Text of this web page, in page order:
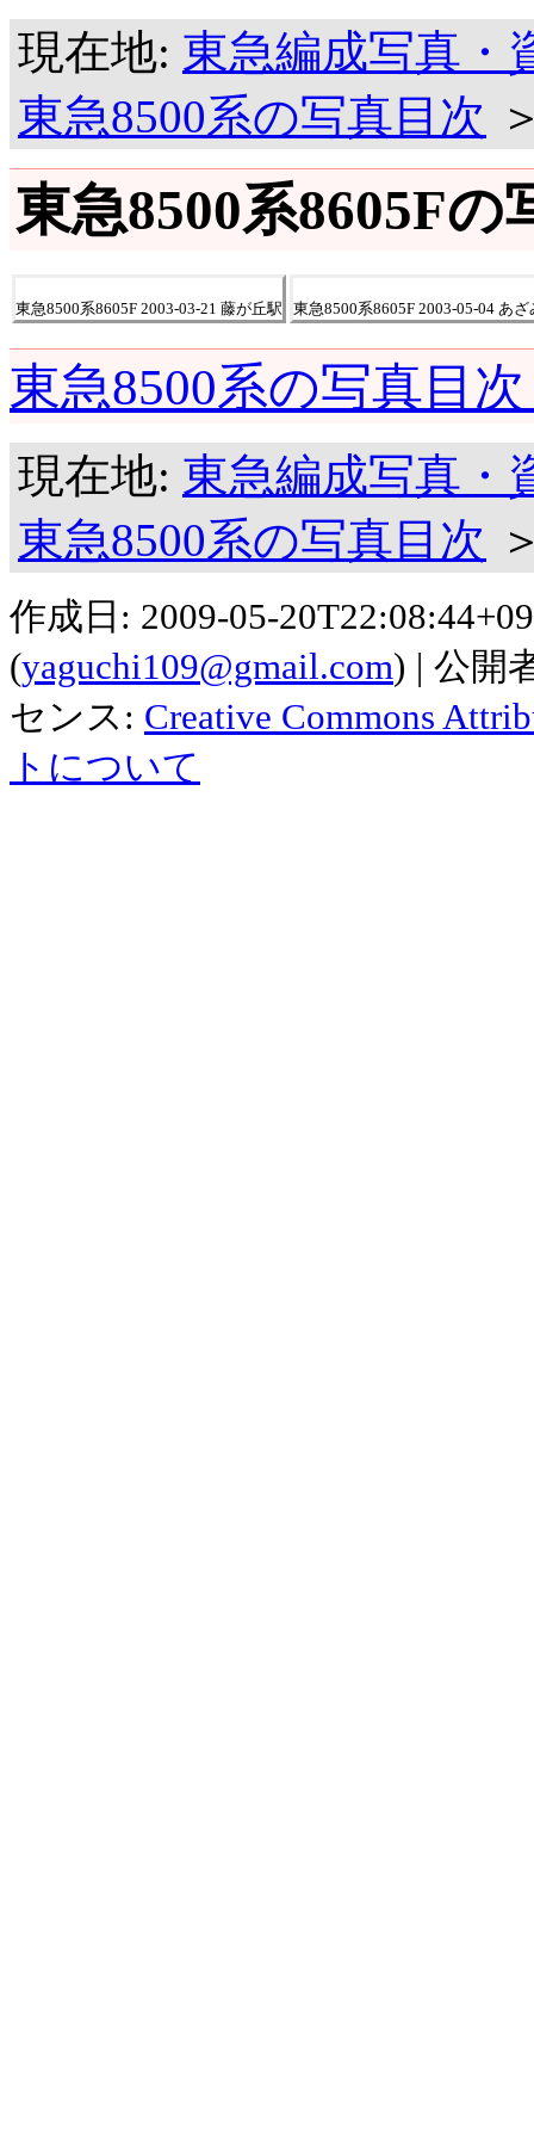
現在地: 東急編成写真・
東急8500系の写真目次
東急8500系8605Fの
東急8500系8605F 2003-03-21 藤が丘駅 東急8500系8605F 2003-05-04 あざ
東急8500系の写真目次
現在地: 東急編成写真・
東急8500系の写真目次
作成日: 2009-05-
(yaguchi109@gmail.com)
公開
センス: Creative Commons
トについて